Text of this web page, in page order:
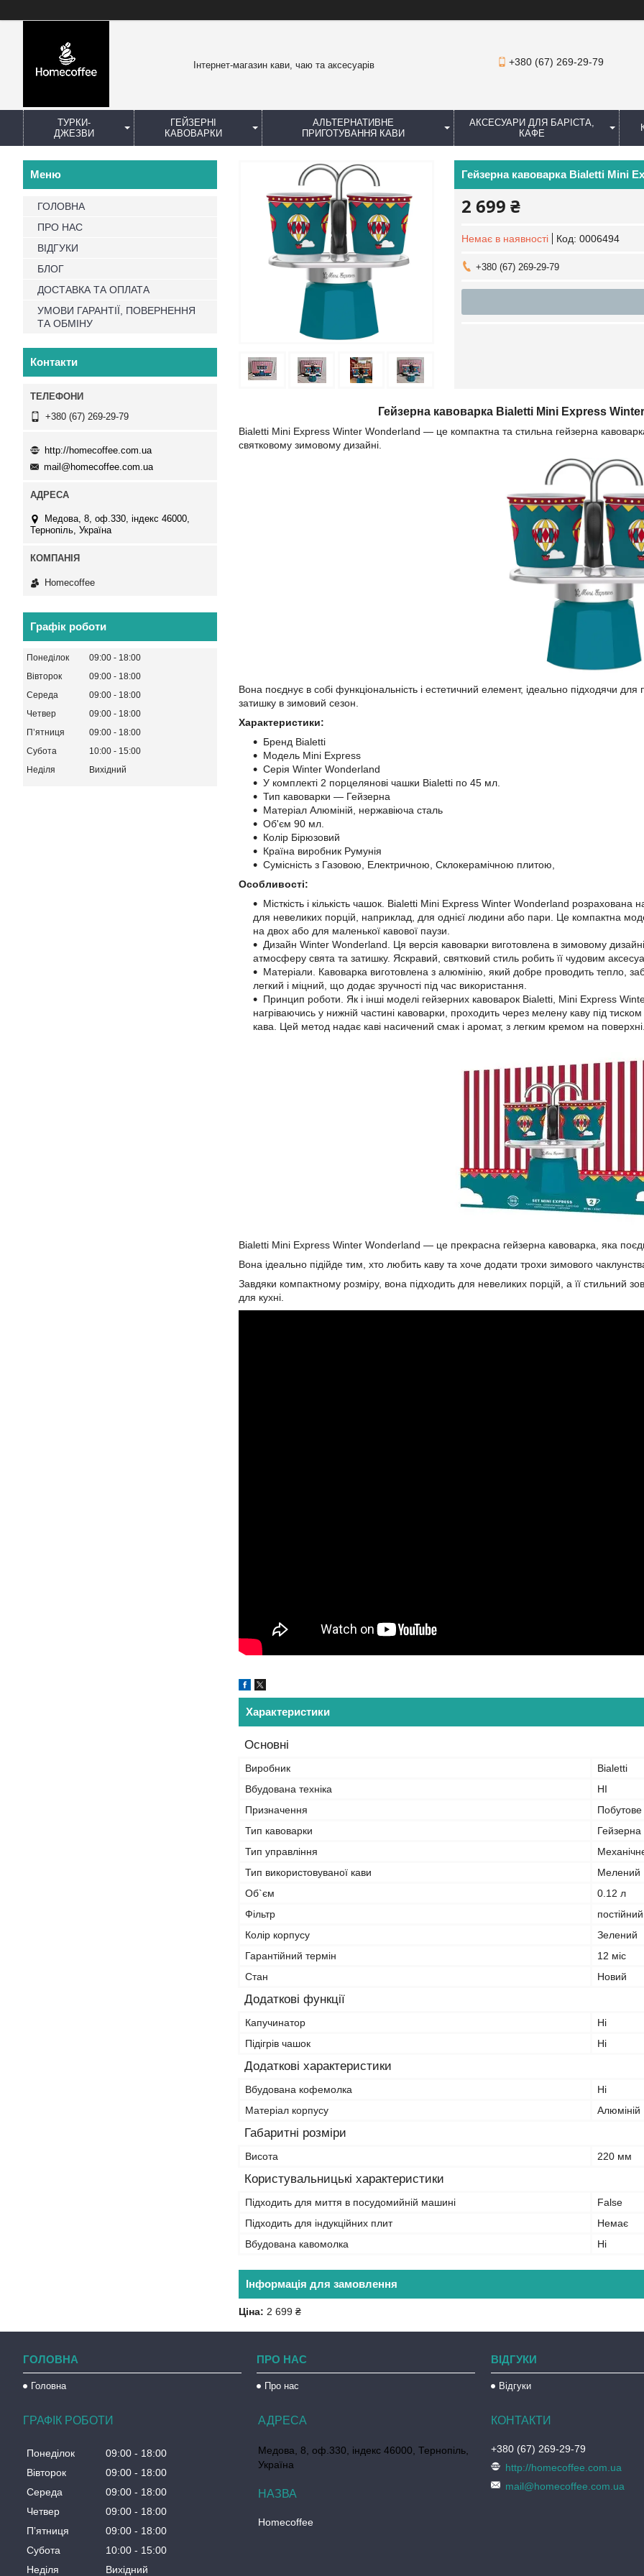
Інтернет-магазин кави, чаю та аксесуарів +380 (67) 269-29-79
ТУРКИ-
ДЖЕЗВИ
ГЕЙЗЕРНІ
КАВОВАРКИ
АЛЬТЕРНАТИВНЕ
ПРИГОТУВАННЯ КАВИ
АКСЕСУАРИ ДЛЯ БАРІСТА,
КАФЕ
Гейзерна кавоварка Bialetti Mini
2 699 ₴
Немає в наявності Код: 0006494
+380 (67) 269-29-79
Гейзерна кавоварка Bialetti Mini Express
Bialetti Mini Express Winter Wonderland — це компактна та стильна гейзерна
святковому зимовому дизайні.
Вона поєднує в собі функціональність і естетичний елемент, ідеально підходячи
затишку в зимовий сезон.
Характеристики:
Бренд Bialetti
Модель Mini Express
Серія Winter Wonderland
У комплекті 2 порцелянові чашки Bialetti по 45 мл.
Тип кавоварки — Гейзерна
Матеріал Алюміній, нержавіюча сталь
Об'єм 90 мл.
Колір Бірюзовий
Країна виробник Румунія
Сумісність з Газовою, Електричною, Склокерамічною плитою,
Особливості:
Місткість і кількість чашок. Bialetti Mini Express Winter Wonderland
для невеликих порцій, наприклад, для однієї людини або пари. Це компактна
на двох або для маленької кавової паузи.
Дизайн Winter Wonderland. Ця версія кавоварки виготовлена в зимовому
атмосферу свята та затишку. Яскравий, святковий стиль робить її чудовим
Матеріали. Кавоварка виготовлена з алюмінію, який добре проводить тепло,
легкий і міцний, що додає зручності під час використання.
Принцип роботи. Як і інші моделі гейзерних кавоварок Bialetti, Mini Express
нагріваючись у нижній частині кавоварки, проходить через мелену каву під
кава. Цей метод надає каві насичений смак і аромат, з легким кремом на
Bialetti Mini Express Winter Wonderland — це прекрасна гейзерна кавоварка, яка
Вона ідеально підійде тим, хто любить каву та хоче додати трохи зимового
Завдяки компактному розміру, вона підходить для невеликих порцій, а її стильний
для кухні.
Характеристики
Основні
Виробник
Bialetti
Вбудована техніка
НІ
Призначення
Побутове
Тип кавоварки
Гейзерна
Тип управління
Тип використовуваної кави
Мелений
Об`єм
0.12 л
Фільтр
постійний
Колір корпусу
Зелений
Гарантійний термін
12 міс
Стан
Новий
Додаткові функції
Капучинатор
Ні
Підігрів чашок
Ні
Додаткові характеристики
Вбудована кофемолка
Ні
Матеріал корпусу
Алюміній
Габаритні розміри
Висота 220 мм
Користувальницькі характеристики
Підходить для миття в посудомийній машині
False
Підходить для індукційних плит
Немає
Вбудована кавомолка
Ні
Інформація для замовлення
Ціна: 2 699 ₴
ГОЛОВНА
ПРО НАС
ВІДГУКИ
БЛОГ
ДОСТАВКА ТА ОПЛАТА
УМОВИ ГАРАНТІЇ, ПОВЕРНЕННЯ
ТА ОБМІНУ
Контакти
+380 (67) 269-29-79
http://homecoffee.com.ua
mail@homecoffee.com.ua
Медова, 8, оф.330, індекс 46000,
Тернопіль, Україна
Homecoffee
Графік роботи
Понеділок 09:00
18:00
Вівторок
09:00
18:00
Середа
09:00
18:00
Четвер
09:00
18:00
Пʼятниця
09:00
18:00
Субота
10:00
15:00
Неділя
Вихідний
ГОЛОВНА
Головна
ПРО НАС
Про нас
ВІДГУКИ
Відгуки
ГРАФІК РОБОТИ
Понеділок 09:00
18:00
Вівторок
09:00
18:00
Середа
09:00
18:00
Четвер
09:00
18:00
Пʼятниця
09:00
18:00
Субота
10:00
15:00
Неділя
Вихідний
Медова, 8, оф.330, індекс 46000, Тернопіль,
Україна
Homecoffee
+380 (67) 269-29-79
http://homecoffee.com.ua
mail@homecoffee.com.ua